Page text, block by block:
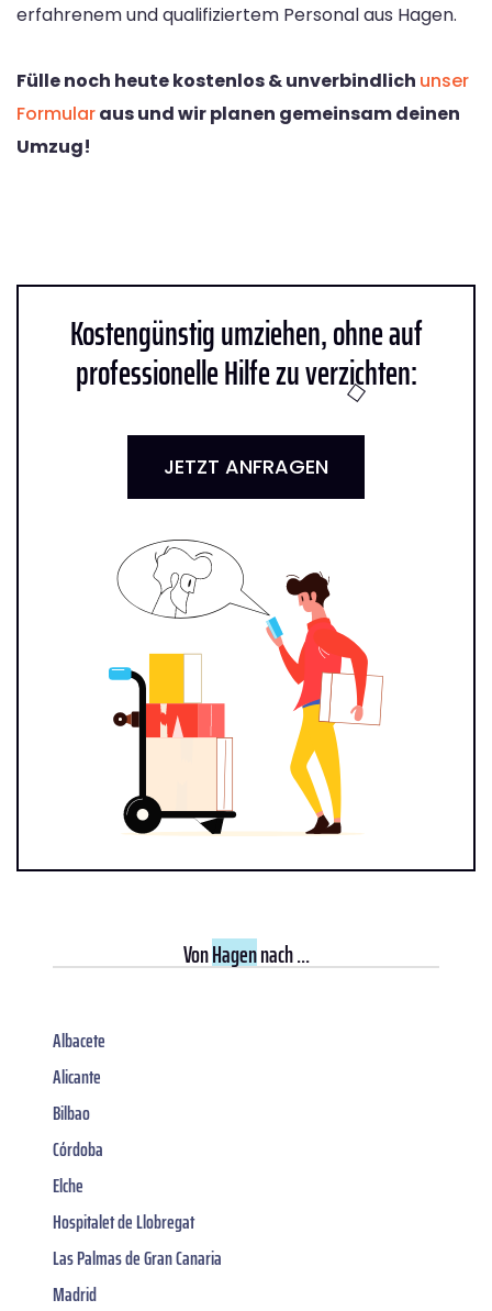
erfahrenem und qualifiziertem Personal aus Hagen.
Fülle noch heute kostenlos & unverbindlich unser
Formularaus und wir planen gemeinsam deinen
Umzug!
Kostengünstig umziehen, ohne auf
professionelle Hilfe zu verzichten:
JETZT ANFRAGEN
VonHagennach ...
Albacete
Alicante
Bilbao
Córdoba
Elche
Hospitalet de Llobregat
Las Palmas de Gran Canaria
Madrid